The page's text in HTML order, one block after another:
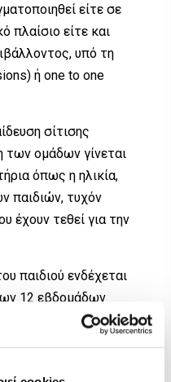
είτε σε
πλαίσιο είτε και
υπό τη
ή one to one
σίτισης
των ομάδων γίνεται
όπως η ηλικία,
παιδιών, τυχόν
έχουν τεθεί για την
παιδιού ενδέχεται
12 εβδομάδων
διάρκεια του